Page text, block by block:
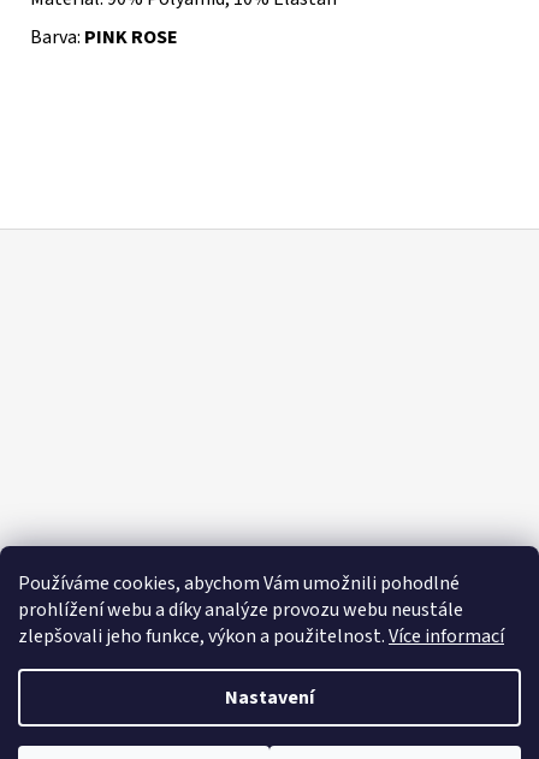
Používáme cookies, abychom Vám umožnili pohodlné
prohlížení webu a díky analýze provozu webu neustále
zlepšovali jeho funkce, výkon a použitelnost.Více informací
Nastavení
​Barva: PINK ROSE
Copyright 2026Editapradlo.cz. Všechna práva vyhrazena.Upravit